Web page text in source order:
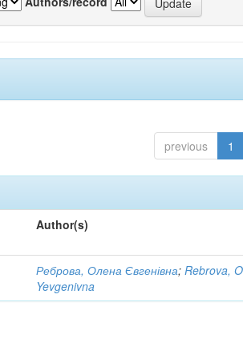
previous 1
Author(s)
Реброва, Олена Євгенівна;Rebrova,
Yevgenivna